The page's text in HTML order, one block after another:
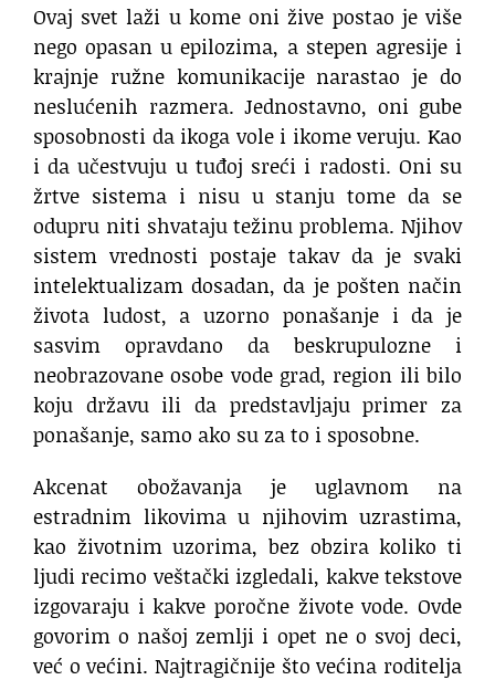
Ovaj svet laži u kome oni žive postao je više
nego opasan u epilozima, a stepen agresije i
krajnje ružne komunikacije narastao je do
neslućenih razmera. Jednostavno, oni gube
sposobnosti da ikoga vole i ikome veruju. Kao
i da učestvuju u tuđoj sreći i radosti. Oni su
žrtve sistema i nisu u stanju tome da se
odupru niti shvataju težinu problema. Njihov
sistem vrednosti postaje takav da je svaki
intelektualizam dosadan, da je pošten način
života ludost, a uzorno ponašanje i da je
sasvim opravdano da beskrupulozne i
neobrazovane osobe vode grad, region ili bilo
koju državu ili da predstavljaju primer za
ponašanje, samo ako su za to i sposobne.
Akcenat obožavanja je uglavnom na
estradnim likovima u njihovim uzrastima,
kao životnim uzorima, bez obzira koliko ti
ljudi recimo veštački izgledali, kakve tekstove
izgovaraju i kakve poročne živote vode. Ovde
govorim o našoj zemlji i opet ne o svoj deci,
već o većini. Najtragičnije što većina roditelja